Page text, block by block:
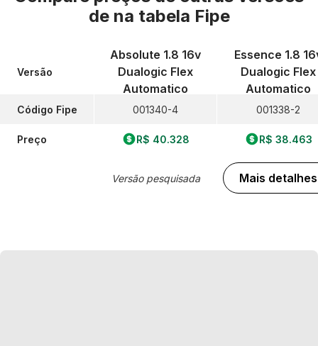
de na tabela Fipe
Versão
Código Fipe
Preço
Absolute 1.8 16v
Dualogic Flex
Automatico
001340-4
R$ 40.328
Versão pesquisada
Essence 1.8
Dualogic Flex
Automatico
001338-2
R$ 38.463
Mais detalhes